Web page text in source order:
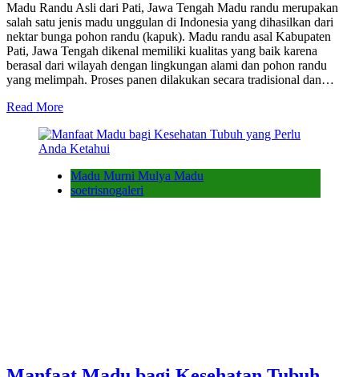
Madu Randu Asli dari Pati, Jawa Tengah Madu randu merupakan
salah satu jenis madu unggulan di Indonesia yang dihasilkan dari
nektar bunga pohon randu (kapuk). Madu randu asal Kabupaten
Pati, Jawa Tengah dikenal memiliki kualitas yang baik karena
berasal dari wilayah dengan lingkungan alami dan pohon randu
yang melimpah. Proses panen dilakukan secara tradisional dan…
Read More
Madu Murni Mulya Madu
soetrisnogaleri